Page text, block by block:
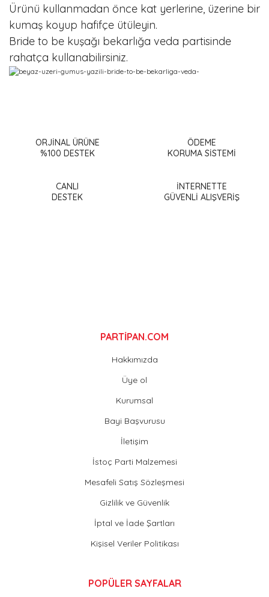
Ürünü kullanmadan önce kat yerlerine, üzerine bir
kumaş koyup hafifçe ütüleyin.
Bride to be kuşağı bekarlığa veda partisinde
rahatça kullanabilirsiniz.
Görüş ve önerileriniz için teşekkür ederiz.
Ürün açıklamasında eksik bilgiler bulunuyor.
Ürün bilgilerinde hatalar bulunuyor.
ORJİNAL ÜRÜNE
%100 DESTEK
ÖDEME
KORUMA SİSTEMİ
CANLI
DESTEK
İNTERNETTE
GÜVENLİ ALIŞVERİŞ
PARTİPAN.COM
Hakkımızda
Üye ol
Kurumsal
Bayi Başvurusu
İletişim
İstoç Parti Malzemesi
Mesafeli Satış Sözleşmesi
Gizlilik ve Güvenlik
İptal ve İade Şartları
Kişisel Veriler Politikası
POPÜLER SAYFALAR